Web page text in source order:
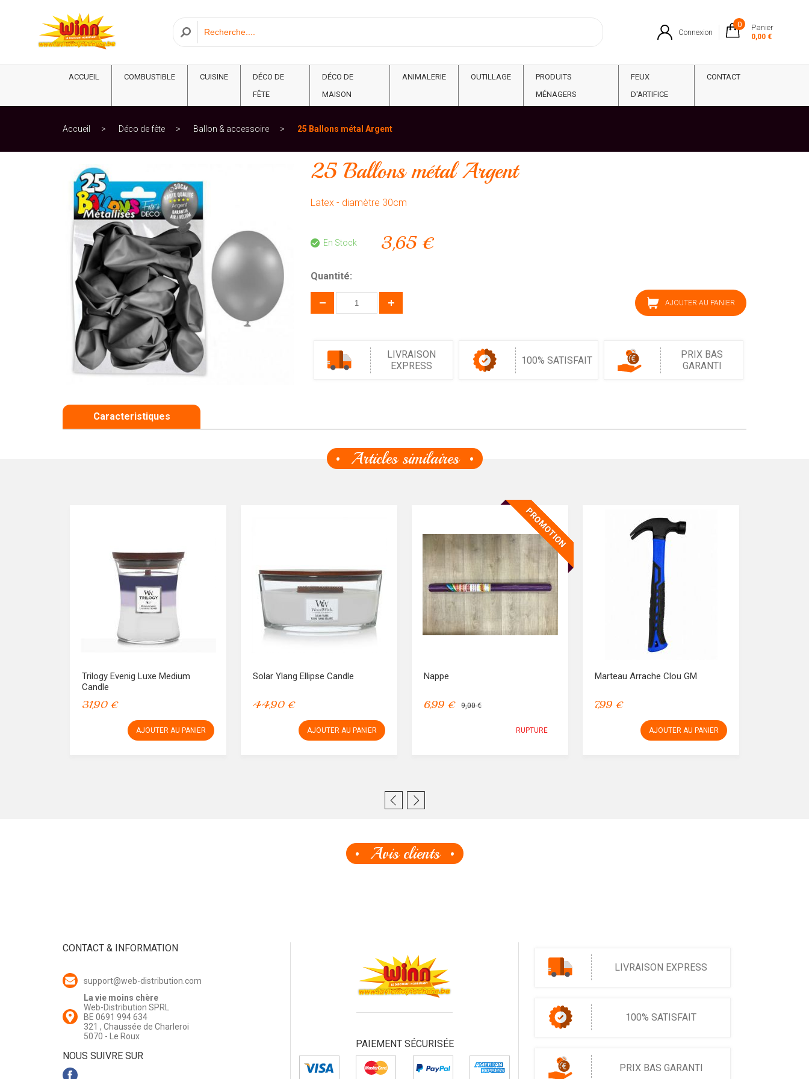
Connexion
0 Panier
0,00 €
ACCUEIL COMBUSTIBLE CUISINE
DÉCO DE
FÊTE
DÉCO DE
MAISON
ANIMALERIE OUTILLAGE
PRODUITS
MÉNAGERS
FEUX
D'ARTIFICE
CONTACT
Accueil Déco de fête Ballon & accessoire 25 Ballons métal Argent
25 Ballons métal Argent
Latex - diamètre 30cm
En Stock 3,65 €
Quantité:
AJOUTER AU PANIER
LIVRAISON
EXPRESS
100% SATISFAIT
PRIX BAS
GARANTI
Caracteristiques
Articles similaires
Trilogy Evenig Luxe Medium
Candle
31,90 €
AJOUTER AU PANIER
Solar Ylang Ellipse Candle
44,90 €
AJOUTER AU PANIER
PROMOTION
Nappe
6,99 € 9,00 €
RUPTURE
Marteau Arrache Clou GM
7,99 €
AJOUTER AU PANIER
Avis clients
CONTACT & INFORMATION
support@web-distribution.com
La vie moins chère
Web-Distribution SPRL
BE 0691 994 634
321 , Chaussée de Charleroi
5070 - Le Roux
NOUS SUIVRE SUR
PAIEMENT SÉCURISÉE
LIVRAISON EXPRESS
100% SATISFAIT
PRIX BAS GARANTI